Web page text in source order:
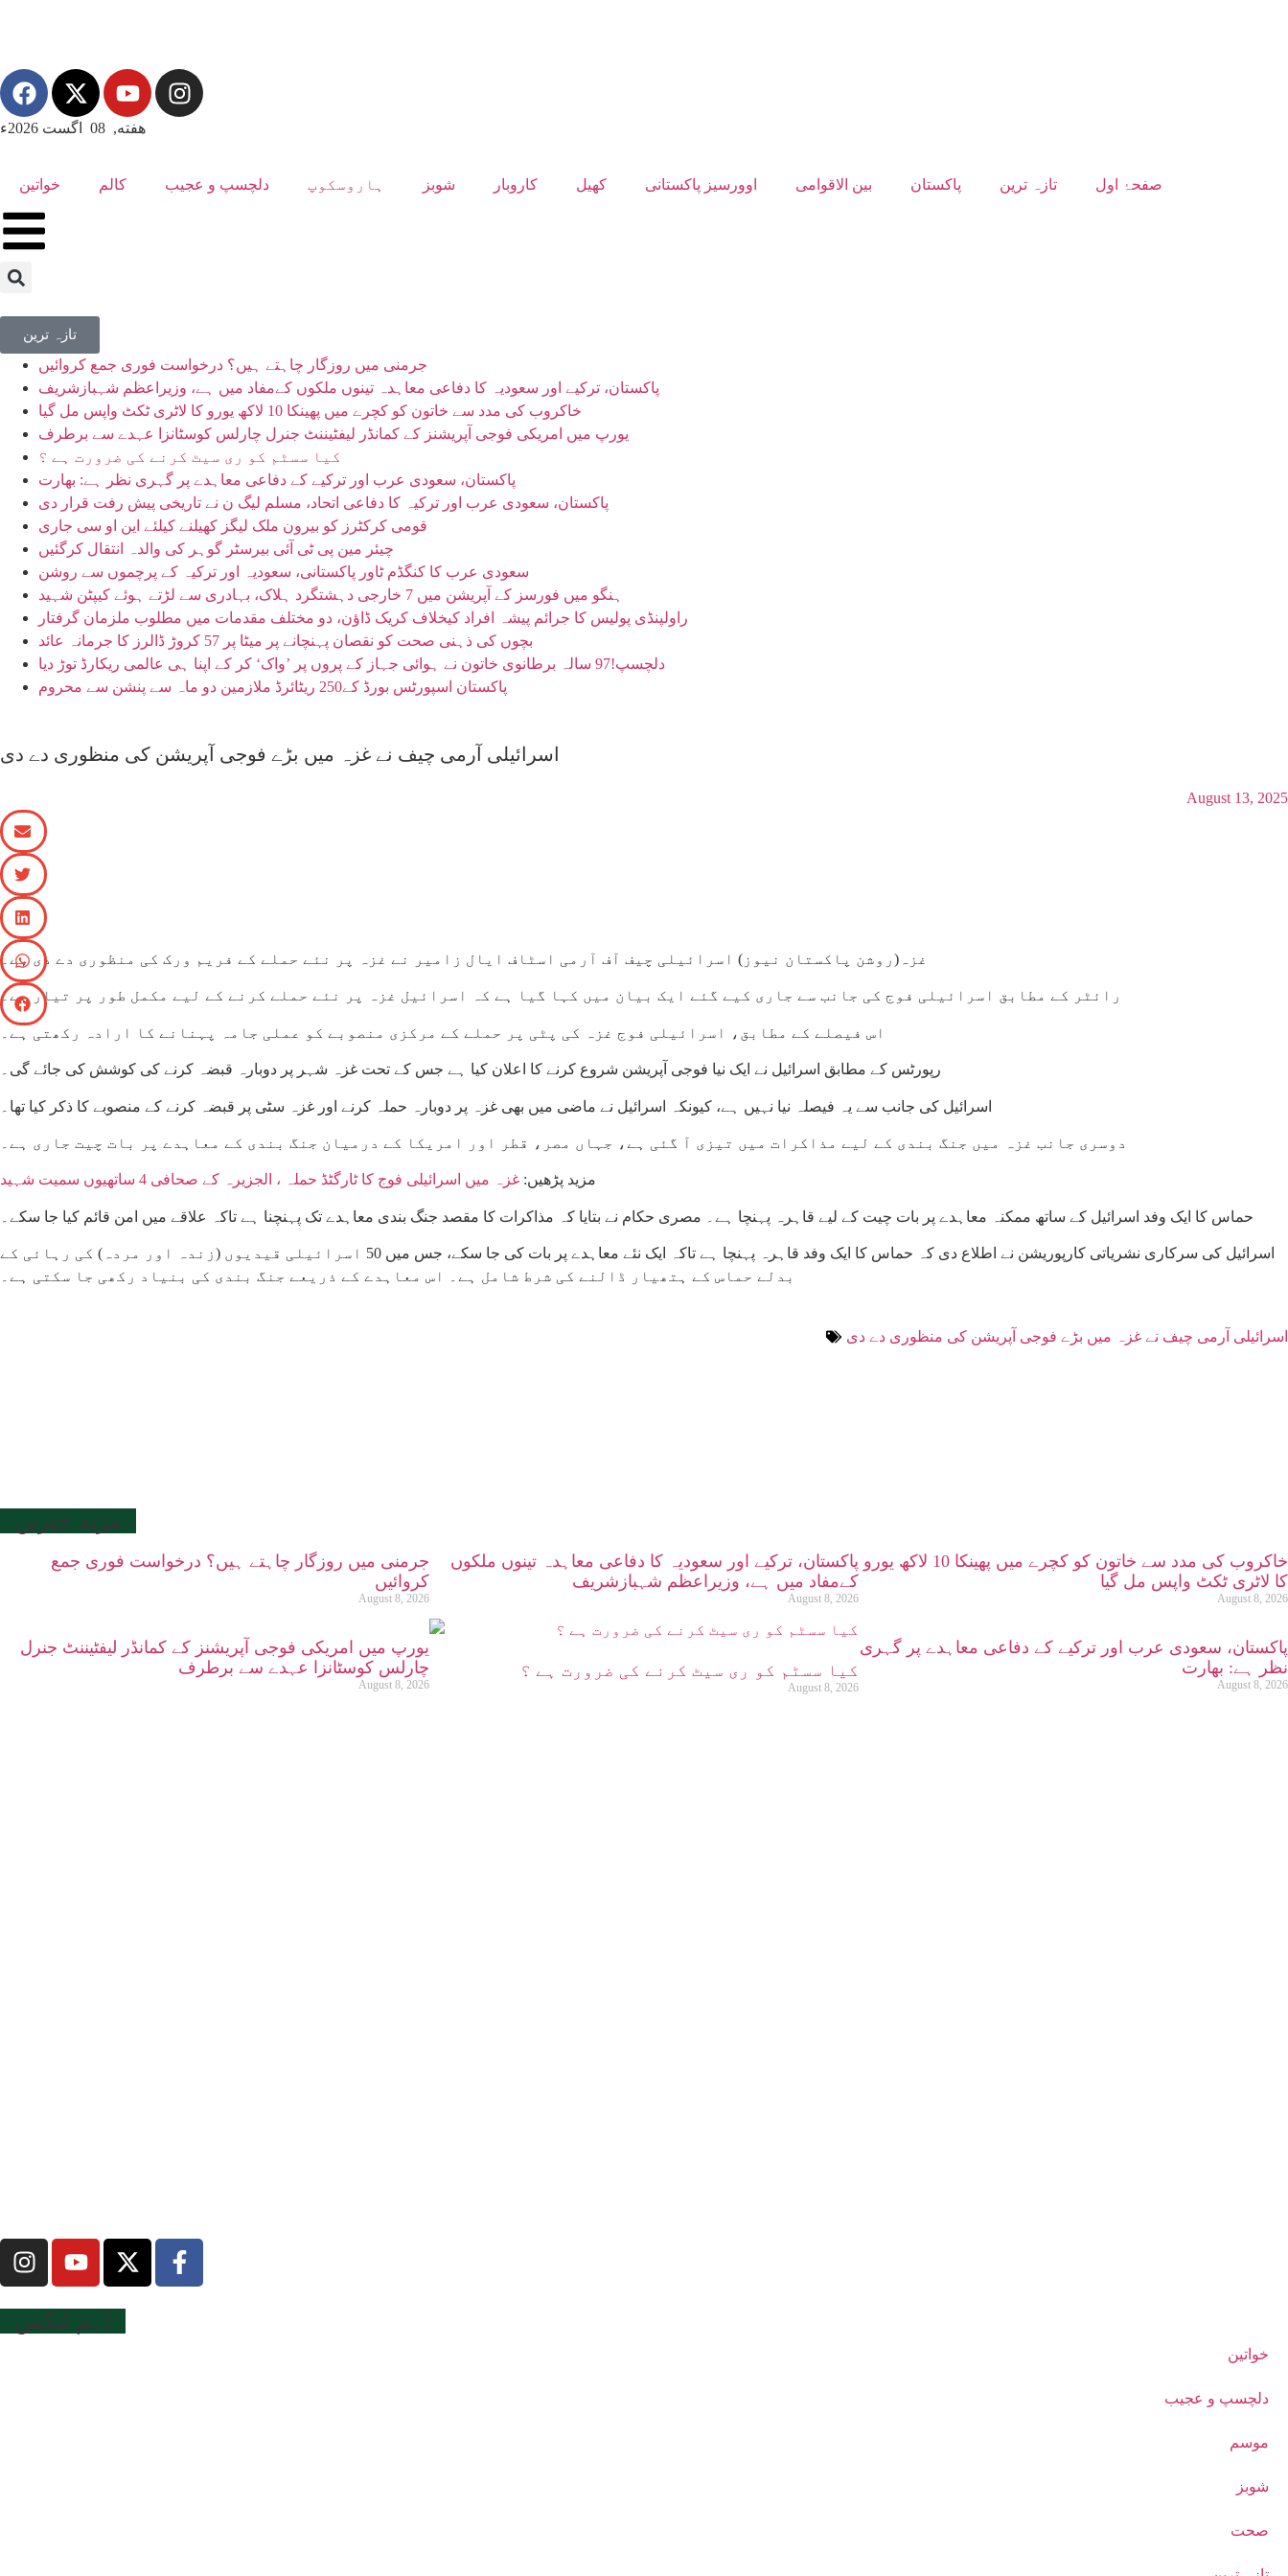
هفته, 08 اگست 2026ء
خواتین کالم دلچسپ و عجیب ہاروسکوپ شوبز کاروبار کھیل اوورسیز پاکستانی بین الاقوامی پاکستان تازہ ترین صفحۂ اول
تازہ ترین
جرمنی میں روزگار چاہتے ہیں؟ درخواست فوری جمع کروائیں
پاکستان، ترکیے اور سعودیہ کا دفاعی معاہدہ تینوں ملکوں کےمفاد میں ہے، وزیراعظم شہبازشریف
خاکروب کی مدد سے خاتون کو کچرے میں پھینکا 10 لاکھ یورو کا لاٹری ٹکٹ واپس مل گیا
یورپ میں امریکی فوجی آپریشنز کے کمانڈر لیفٹیننٹ جنرل چارلس کوسٹانزا عہدے سے برطرف
کیا سسٹم کو ری سیٹ کرنے کی ضرورت ہے ؟
پاکستان، سعودی عرب اور ترکیے کے دفاعی معاہدے پر گہری نظر ہے: بھارت
پاکستان، سعودی عرب اور ترکیہ کا دفاعی اتحاد، مسلم لیگ ن نے تاریخی پیش رفت قرار دی
قومی کرکٹرز کو بیرون ملک لیگز کھیلنے کیلئے این او سی جاری
چیئر مین پی ٹی آئی بیرسٹر گوہر کی والدہ انتقال کرگئیں
سعودی عرب کا کنگڈم ٹاور پاکستانی، سعودیہ اور ترکیہ کے پرچموں سے روشن
ہنگو میں فورسز کے آپریشن میں 7 خارجی دہشتگرد ہلاک، بہادری سے لڑتے ہوئے کیپٹن شہید
راولپنڈی پولیس کا جرائم پیشہ افراد کیخلاف کریک ڈاؤن، دو مختلف مقدمات میں مطلوب ملزمان گرفتار
بچوں کی ذہنی صحت کو نقصان پہنچانے پر میٹا پر 57 کروڑ ڈالرز کا جرمانہ عائد
دلچسپ!97 سالہ برطانوی خاتون نے ہوائی جہاز کے پروں پر ’واک‘ کر کے اپنا ہی عالمی ریکارڈ توڑ دیا
پاکستان اسپورٹس بورڈ کے250 ریٹائرڈ ملازمین دو ماہ سے پنشن سے محروم
اسرائیلی آرمی چیف نے غزہ میں بڑے فوجی آپریشن کی منظوری دے دی
August 13, 2025
غزہ(روشن پاکستان نیوز) اسرائیلی چیف آف آرمی اسٹاف ایال زامیر نے غزہ پر نئے حملے کے فریم ورک کی منظوری دے دی ہے۔
رائٹر کے مطابق اسرائیلی فوج کی جانب سے جاری کیے گئے ایک بیان میں کہا گیا ہے کہ اسرائیل غزہ پر نئے حملے کرنے کے لیے مکمل طور پر تیار ہے۔
اس فیصلے کے مطابق، اسرائیلی فوج غزہ کی پٹی پر حملے کے مرکزی منصوبے کو عملی جامہ پہنانے کا ارادہ رکھتی ہے۔
رپورٹس کے مطابق اسرائیل نے ایک نیا فوجی آپریشن شروع کرنے کا اعلان کیا ہے جس کے تحت غزہ شہر پر دوبارہ قبضہ کرنے کی کوشش کی جائے گی۔
اسرائیل کی جانب سے یہ فیصلہ نیا نہیں ہے، کیونکہ اسرائیل نے ماضی میں بھی غزہ پر دوبارہ حملہ کرنے اور غزہ سٹی پر قبضہ کرنے کے منصوبے کا ذکر کیا تھا۔
دوسری جانب غزہ میں جنگ بندی کے لیے مذاکرات میں تیزی آ گئی ہے، جہاں مصر، قطر اور امریکا کے درمیان جنگ بندی کے معاہدے پر بات چیت جاری ہے۔
مزید پڑھیں: غزہ میں اسرائیلی فوج کا ٹارگٹڈ حملہ ، الجزیرہ کے صحافی 4 ساتھیوں سمیت شہید
حماس کا ایک وفد اسرائیل کے ساتھ ممکنہ معاہدے پر بات چیت کے لیے قاہرہ پہنچا ہے۔ مصری حکام نے بتایا کہ مذاکرات کا مقصد جنگ بندی معاہدے تک پہنچنا ہے تاکہ علاقے میں امن قائم کیا جا سکے۔
اسرائیل کی سرکاری نشریاتی کارپوریشن نے اطلاع دی کہ حماس کا ایک وفد قاہرہ پہنچا ہے تاکہ ایک نئے معاہدے پر بات کی جا سکے، جس میں 50 اسرائیلی قیدیوں (زندہ اور مردہ) کی رہائی کے
بدلے حماس کے ہتھیار ڈالنے کی شرط شامل ہے۔ اس معاہدے کے ذریعے جنگ بندی کی بنیاد رکھی جا سکتی ہے۔
اسرائیلی آرمی چیف نے غزہ میں بڑے فوجی آپریشن کی منظوری دے دی
مزید خبریں
جرمنی میں روزگار چاہتے ہیں؟ درخواست فوری جمع
کروائیں
August 8, 2026
پاکستان، ترکیے اور سعودیہ کا دفاعی معاہدہ تینوں ملکوں
کےمفاد میں ہے، وزیراعظم شہبازشریف
August 8, 2026
خاکروب کی مدد سے خاتون کو کچرے میں پھینکا 10 لاکھ یورو
کا لاٹری ٹکٹ واپس مل گیا
August 8, 2026
یورپ میں امریکی فوجی آپریشنز کے کمانڈر لیفٹیننٹ جنرل
چارلس کوسٹانزا عہدے سے برطرف
August 8, 2026
کیا سسٹم کو ری سیٹ کرنے کی ضرورت ہے ؟
August 8, 2026
پاکستان، سعودی عرب اور ترکیے کے دفاعی معاہدے پر گہری
نظر ہے: بھارت
August 8, 2026
اہم لنکس
خواتین
دلچسپ و عجیب
موسم
شوبز
صحت